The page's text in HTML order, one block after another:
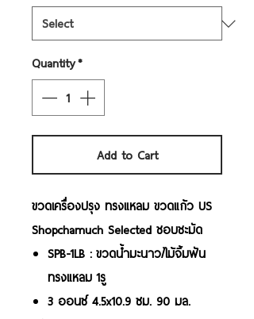
Quantity*
Add to Cart
ขวดเครื่องปรุง ทรงแหลม ขวดแก้ว US
Shopchamuch Selected ชอบชะมัด
SPB-1LB : ขวดน้ำมะนาว/ไม้จิ้มฟัน
ทรงแหลม 1รู
3 ออนซ์ 4.5x10.9 ซม. 90 มล.